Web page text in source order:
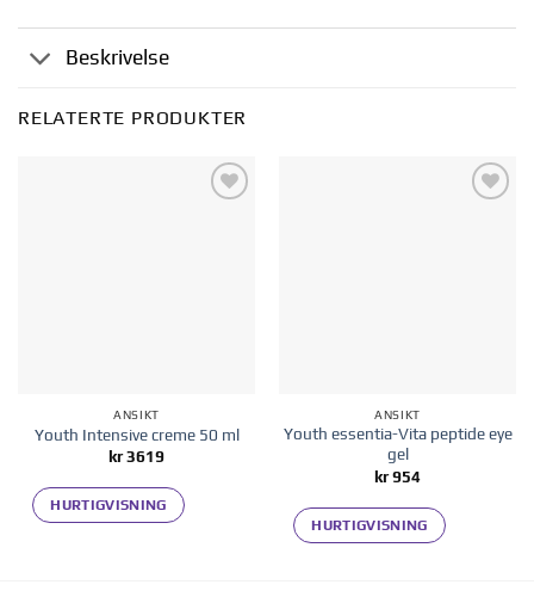
Beskrivelse
RELATERTE PRODUKTER
ANSIKT
Youth Intensive creme 50 ml
kr3619
HURTIGVISNING
ANSIKT
Youth essentia-Vita peptide eye
gel
kr954
HURTIGVISNING